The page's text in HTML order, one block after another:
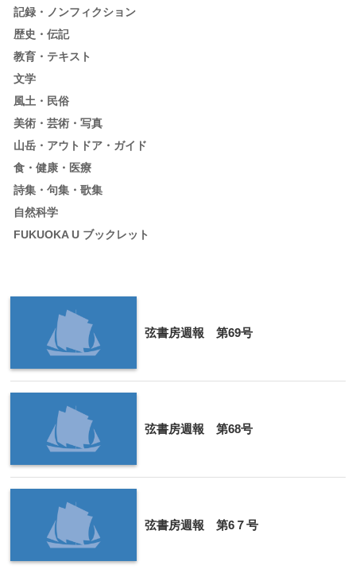
記録・ノンフィクション
歴史・伝記
教育・テキスト
文学
風土・民俗
美術・芸術・写真
山岳・アウトドア・ガイド
食・健康・医療
詩集・句集・歌集
自然科学
FUKUOKA U ブックレット
弦書房週報 第69号
弦書房週報 第68号
弦書房週報 第6７号